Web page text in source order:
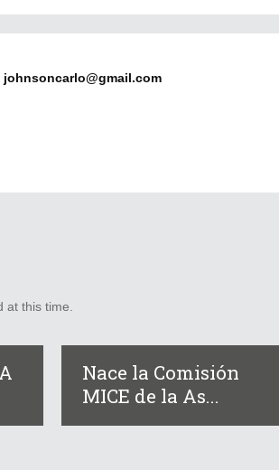
johnsoncarlo@gmail.com
at this time.
Nace la Comisión
MICE de la As...